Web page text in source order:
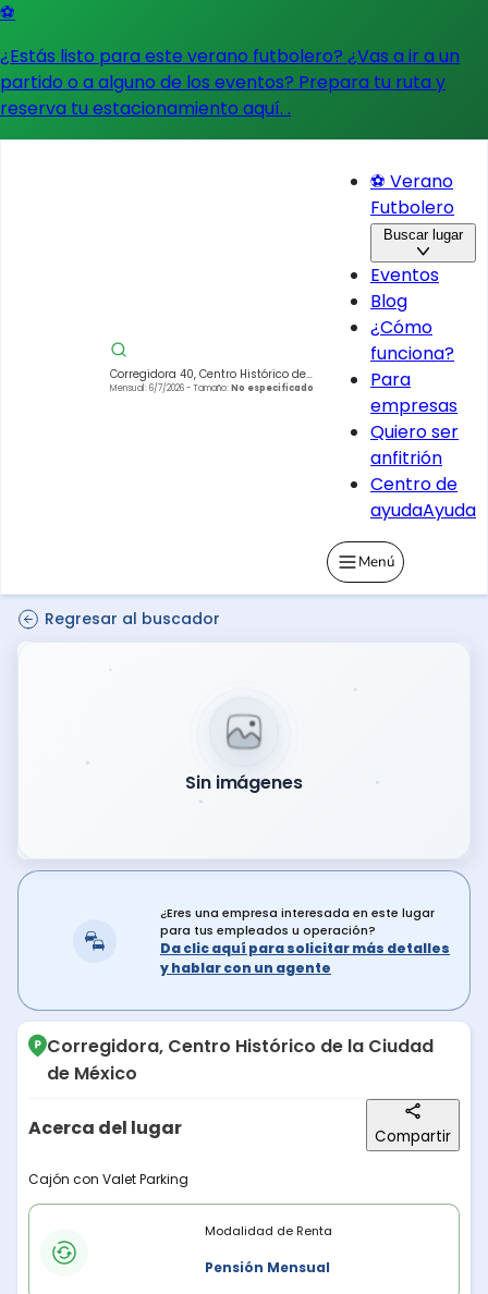
⚽
¿Estás listo para este verano futbolero? ¿Vas a ir a un
partido o a alguno de los eventos? Prepara tu ruta y
reserva tu estacionamiento aquí. .
Corregidora 40, Centro Histórico de
la Cdad. de México, Centro,
Mensual: 6/7/2026- Tamaño: No especificado
⚽ Verano
Futbolero
Buscar lugar
Eventos
Blog
¿Cómo
funciona?
Para
empresas
Quiero ser
anfitrión
Centro de
ayudaAyuda
Menú
Regresar al buscador
Sin imágenes
¿Eres una empresa interesada en este lugar
para tus empleados u operación?
Da clic aquí para solicitar más detalles
y hablar con un agente
Corregidora, Centro Histórico de la Ciudad
de México
Acerca del lugar Compartir
Descripción del lugar
Cajón con Valet Parking
Modalidades de rentaModalidad de Renta
Pensión Mensual